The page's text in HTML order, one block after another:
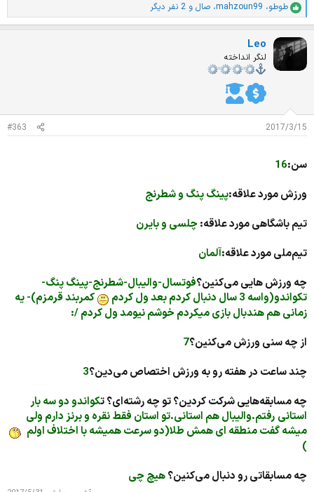
ا
م
ت
ی
ز
طوطو، mahzoun99، صال و 2 نفر دیگر
Leo
لنگر انداخته
2017/3/15
#363
سن:16
ورزش مورد علاقه:پینگ پنگ و شطرنج
تیم باشگاهی مورد علاقه: چلسی و بایرن
تیم‌ملی مورد علاقه:آلمان
چه ورزش هایی می‌کنین؟فوتسال-والیبال-شطرنج-پینگ پنگ-
تکواندو(واسه 3 سال دنبال کردم بعد ول کردم
کمربند قرمزم)- یه
زمانی هم هندبال بازی میکردم خوشم نیومد ول کردم /:
از چه سنی ورزش می‌کنین؟7
چند ساعت در هفته رو به ورزش اختصاص می‌دین؟3
چه مسابقه‌هایی شرکت کردین؟ تو چه رشته‌ای؟ تکواندو دو سه بار
استانی رفتم.والیبال هم استانی.تو استان فقط نقره و برنز دارم ولی
میشه گفت منطقه ای همش طلا(دو سرعت همیشه با اختلاف اولم
)
چه مسابقاتی رو دنبال می‌کنین؟هیچ چی